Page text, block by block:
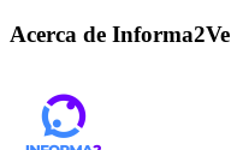
Acerca de Informa2Ve